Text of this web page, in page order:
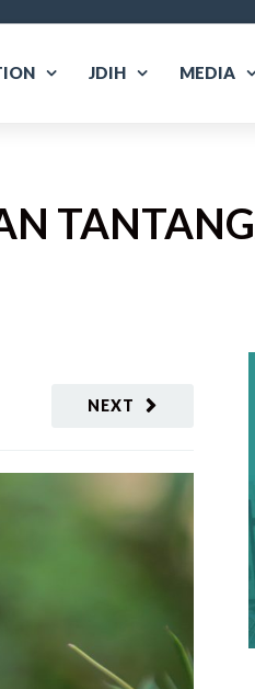
JDIH MEDIA
NEXT